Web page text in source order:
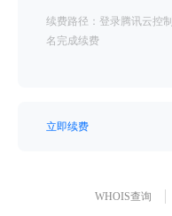
续费路径：登录腾讯云控
名完成续费
立即续费
WHOIS查询